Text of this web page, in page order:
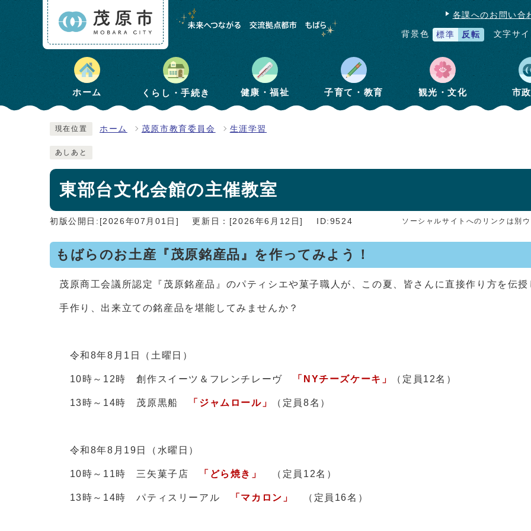
各課へのお問い合
背景色 標準 反転 文字サ
ホーム くらし・手続き 健康・福祉 子育て・教育 観光・文化 市
現在位置 ホーム 茂原市教育委員会 生涯学習
あしあと
東部台文化会館の主催教室
初版公開日:[2026年07月01日] 更新日：[2026年6月12日] ID:9524 ソーシャルサイトへのリンクは別
もばらのお土産『茂原銘産品』を作ってみよう！
茂原商工会議所認定『茂原銘産品』のパティシエや菓子職人が、この夏、皆さんに直接作り方を伝
手作り、出来立ての銘産品を堪能してみませんか？
令和8年8月1日（土曜日）
10時～12時 創作スイーツ＆フレンチレーヴ 「NYチーズケーキ」 （定員12名）
13時～14時 茂原黒船 「ジャムロール」 （定員8名）
令和8年8月19日（水曜日）
10時～11時 三矢菓子店 「どら焼き」 （定員12名）
13時～14時 パティスリーアル 「マカロン」 （定員16名）